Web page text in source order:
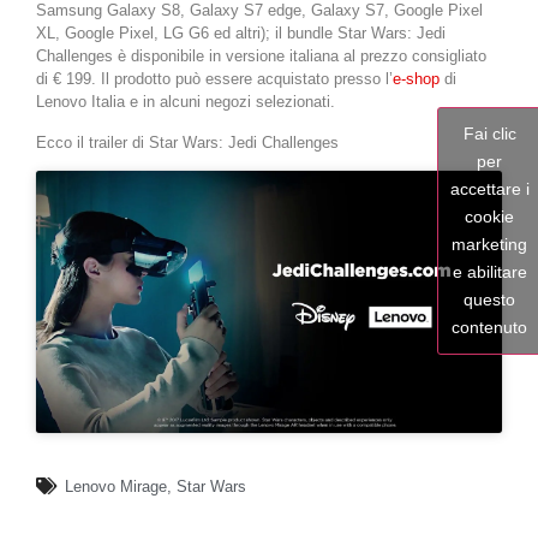
Samsung Galaxy S8, Galaxy S7 edge, Galaxy S7, Google Pixel
XL, Google Pixel, LG G6 ed altri); il bundle Star Wars: Jedi
Challenges è disponibile in versione italiana al prezzo consigliato
di € 199. Il prodotto può essere acquistato presso l’e-shop di
Lenovo Italia e in alcuni negozi selezionati.
Ecco il trailer di Star Wars: Jedi Challenges
Fai clic
per
accettare i
cookie
marketing
e abilitare
questo
contenuto
Lenovo Mirage Star Wars